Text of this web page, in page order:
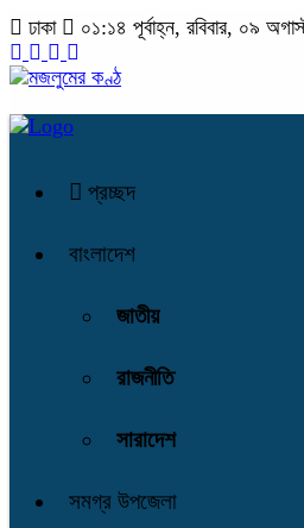
ঢাকা ০১:১৪ পূর্বাহ্ন, রবিবার, ০৯
প্রচ্ছদ
বাংলাদেশ
জাতীয়
রাজনীতি
সারাদেশ
সমগ্র উপজেলা